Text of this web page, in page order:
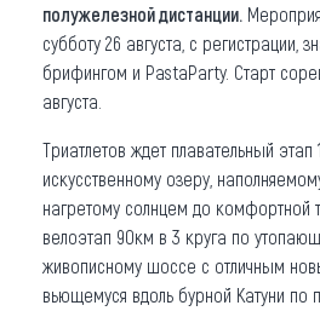
полужелезной дистанции.
субботу 26 августа, с регистрации,
брифингом и PastaParty. Старт
августа.
Триатлетов ждет плавательный этап
искусственному озеру,
нагретому солнцем до комфортной
велоэтап 90км в 3 круга по
живописному шоссе с отличным
вьющемуся вдоль бурной Катуни по